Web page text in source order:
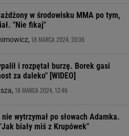
w środowisku MMA po tym,
"Nie fikaj"
18 MARCA 2024, 20:36
i rozpętał burzę. Borek gasi
za daleko" [WIDEO]
18 MARCA 2024, 12:46
nie wytrzymał po słowach Adamka.
biały miś z Krupówek"